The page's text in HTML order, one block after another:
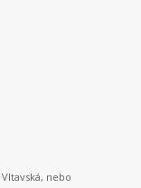
nebo